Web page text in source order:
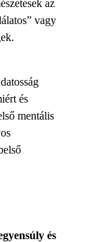
az
vagy
és
mentális
és